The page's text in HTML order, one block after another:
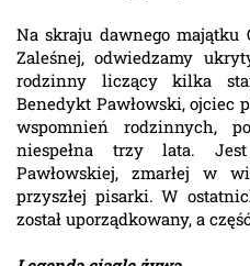
Na skraju dawnego majątku
Zaleśnej, odwiedzamy
rodzinny liczący kilka
Benedykt Pawłowski, ojciec
wspomnień rodzinnych,
niespełna trzy lata.
Pawłowskiej, zmarłej w
przyszłej pisarki. W
został uporządkowany, a